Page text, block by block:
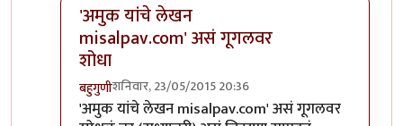
'अमुक यांचे लेखन
misalpav.com' असं गूगलवर
शोधा
बहुगुणीशनिवार, 23/05/2015 20:36
In reply to+१byअनुप कुलकर्णी
'अमुक यांचे लेखन misalpav.com' असं गूगलवर